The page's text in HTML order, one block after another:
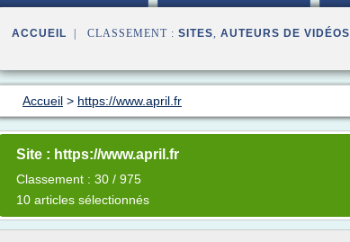
ACCUEIL | CLASSEMENT : SITES, AUTEURS DE VIDÉOS
Accueil > https://www.april.fr
Site : https://www.april.fr
Classement : 30 / 975
10 articles sélectionnés